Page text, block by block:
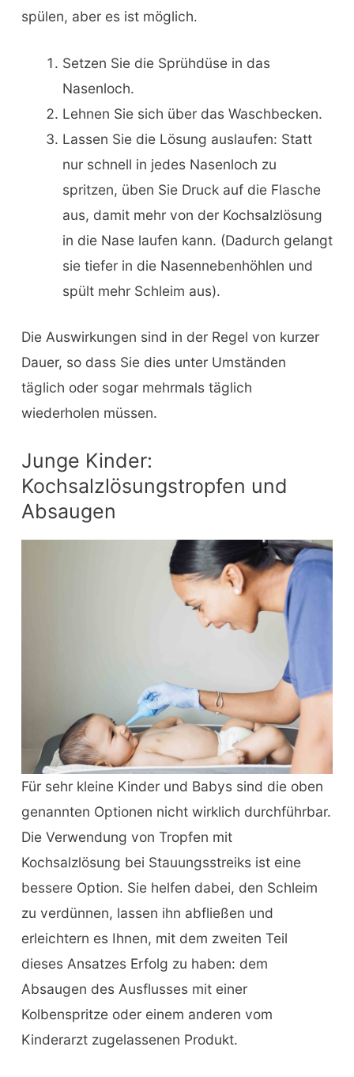
spülen, aber es ist möglich.
Setzen Sie die Sprühdüse in das
Nasenloch.
Lehnen Sie sich über das Waschbecken.
Lassen Sie die Lösung auslaufen: Statt
nur schnell in jedes Nasenloch zu
spritzen, üben Sie Druck auf die Flasche
aus, damit mehr von der Kochsalzlösung
in die Nase laufen kann. (Dadurch gelangt
sie tiefer in die Nasennebenhöhlen und
spült mehr Schleim aus).
Die Auswirkungen sind in der Regel von kurzer
Dauer, so dass Sie dies unter Umständen
täglich oder sogar mehrmals täglich
wiederholen müssen.
Junge Kinder:
Kochsalzlösungstropfen und
Absaugen
Für sehr kleine Kinder und Babys sind die oben
genannten Optionen nicht wirklich durchführbar.
Die Verwendung von Tropfen mit
Kochsalzlösung bei Stauungsstreiks ist eine
bessere Option. Sie helfen dabei, den Schleim
zu verdünnen, lassen ihn abfließen und
erleichtern es Ihnen, mit dem zweiten Teil
dieses Ansatzes Erfolg zu haben: dem
Absaugen des Ausflusses mit einer
Kolbenspritze oder einem anderen vom
Kinderarzt zugelassenen Produkt.